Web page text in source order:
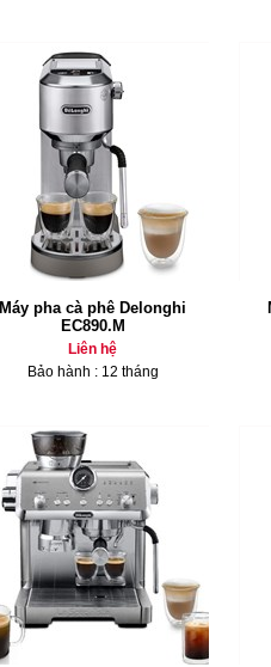
Máy pha cà phê Delonghi
EC890.M
Liên hệ
Bảo hành : 12 tháng